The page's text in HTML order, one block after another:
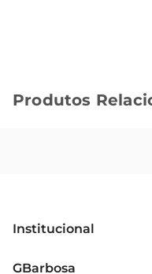
Esse corte de
perfeita para
Qualidade garantida
Produtos
Institucional
GBarbosa